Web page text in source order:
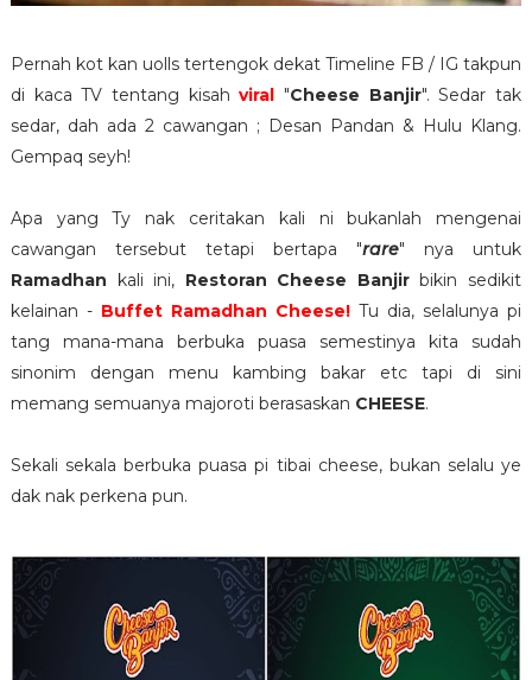
Pernah kot kan uolls tertengok dekat Timeline FB / IG takpun
di kaca TV tentang kisahviral "Cheese Banjir". Sedar tak
sedar, dah ada 2 cawangan ; Desan Pandan & Hulu Klang.
Gempaq seyh!
Apa yang Ty nak ceritakan kali ni bukanlah mengenai
cawangan tersebut tetapi bertapa "rare" nya untuk
Ramadhan kali ini, Restoran Cheese Banjirbikin sedikit
kelainan - Buffet Ramadhan Cheese! Tu dia, selalunya pi
tang mana-mana berbuka puasa semestinya kita sudah
sinonim dengan menu kambing bakar etc tapi di sini
memang semuanya majoroti berasaskan CHEESE.
Sekali sekala berbuka puasa pi tibai cheese, bukan selalu ye
dak nak perkena pun.